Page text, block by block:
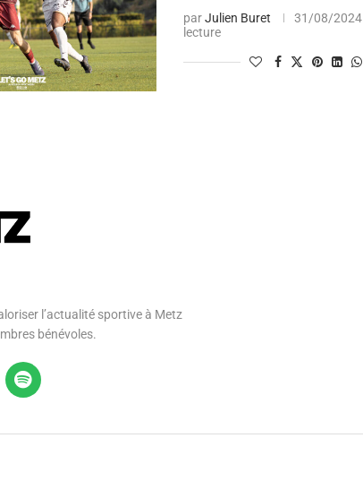
parJulien Buret 31/08/2024
lecture
l’actualité sportive à Metz
bénévoles.